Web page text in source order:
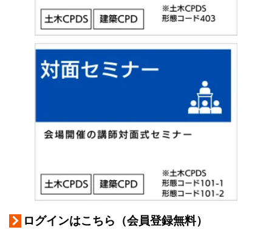
ログインはこちら（会員登録無料）